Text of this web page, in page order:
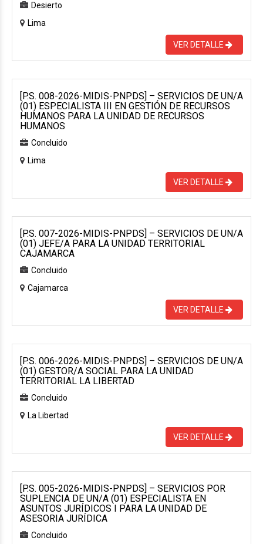
Desierto
Lima
VER DETALLE
[P.S. 008-2026-MIDIS-PNPDS] – SERVICIOS DE UN/A
(01) ESPECIALISTA III EN GESTIÓN DE RECURSOS
HUMANOS PARA LA UNIDAD DE RECURSOS
HUMANOS
Concluido
Lima
VER DETALLE
[P.S. 007-2026-MIDIS-PNPDS] – SERVICIOS DE UN/A
(01) JEFE/A PARA LA UNIDAD TERRITORIAL
CAJAMARCA
Concluido
Cajamarca
VER DETALLE
[P.S. 006-2026-MIDIS-PNPDS] – SERVICIOS DE UN/A
(01) GESTOR/A SOCIAL PARA LA UNIDAD
TERRITORIAL LA LIBERTAD
Concluido
La Libertad
VER DETALLE
[P.S. 005-2026-MIDIS-PNPDS] – SERVICIOS POR
SUPLENCIA DE UN/A (01) ESPECIALISTA EN
ASUNTOS JURÍDICOS I PARA LA UNIDAD DE
ASESORIA JURÍDICA
Concluido